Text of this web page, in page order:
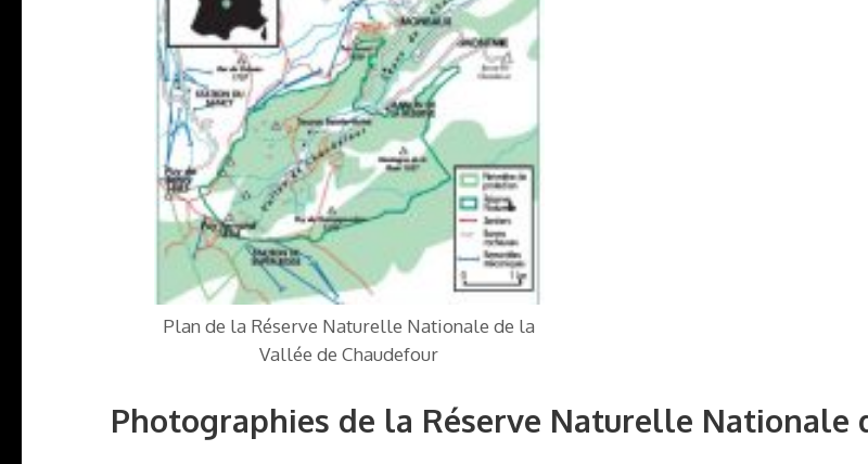
Plan de la Réserve Naturelle Nationale de la
Vallée de Chaudefour
Photographies de la Réserve Naturelle Nationale